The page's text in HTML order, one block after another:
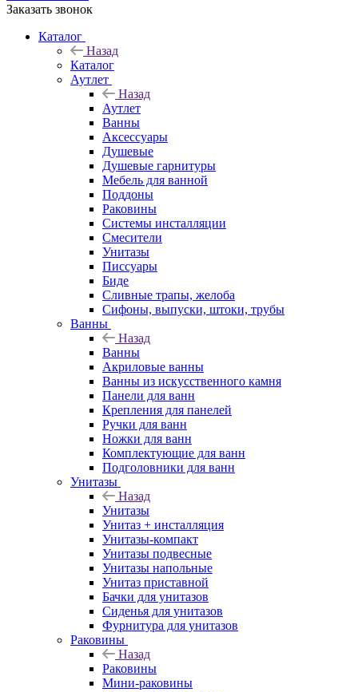
Заказать звонок
Каталог
Назад
Каталог
Аутлет
Назад
Аутлет
Ванны
Аксессуары
Душевые
Душевые гарнитуры
Мебель для ванной
Поддоны
Раковины
Системы инсталляции
Смесители
Унитазы
Писсуары
Биде
Сливные трапы, желоба
Сифоны, выпуски, штоки, трубы
Ванны
Назад
Ванны
Акриловые ванны
Ванны из искусственного камня
Панели для ванн
Крепления для панелей
Ручки для ванн
Ножки для ванн
Комплектующие для ванн
Подголовники для ванн
Унитазы
Назад
Унитазы
Унитаз + инсталляция
Унитазы-компакт
Унитазы подвесные
Унитазы напольные
Унитаз приставной
Бачки для унитазов
Сиденья для унитазов
Фурнитура для унитазов
Раковины
Назад
Раковины
Мини-раковины